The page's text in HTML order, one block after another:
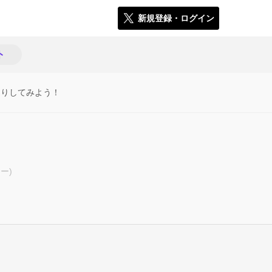
新規登録・ログイン
してみよう！
)